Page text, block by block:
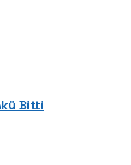
Bitti